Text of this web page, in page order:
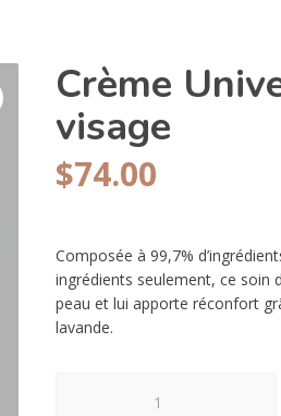
Crème
visage
$74.00
Composée à 99,7%
ingrédients seulement, ce soin
peau et lui apporte réconfort
lavande.